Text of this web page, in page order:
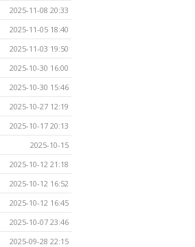
2025-11-08 20:33
2025-11-05 18:40
2025-11-03 19:50
2025-10-30 16:00
2025-10-30 15:46
2025-10-27 12:19
2025-10-17 20:13
2025-10-15
2025-10-12 21:18
2025-10-12 16:52
2025-10-12 16:45
2025-10-07 23:46
2025-09-28 22:15